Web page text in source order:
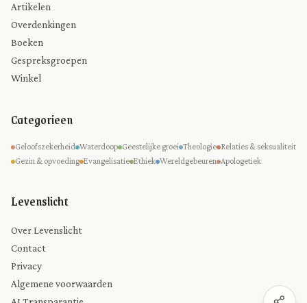
Artikelen
Overdenkingen
Boeken
Gespreksgroepen
Winkel
Categorieen
Geloofszekerheid Waterdoop Geestelijke groei Theologie Relaties & seksualiteit
Gezin & opvoeding Evangelisatie Ethiek Wereldgebeuren Apologetiek
Levenslicht
Over Levenslicht
Contact
Privacy
Algemene voorwaarden